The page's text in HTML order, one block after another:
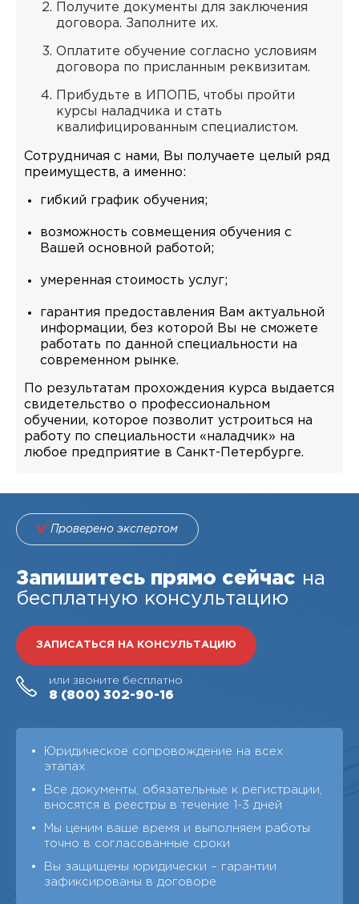
Получите документы для заключения
договора. Заполните их.
Оплатите обучение согласно условиям
договора по присланным реквизитам.
Прибудьте в ИПОПБ, чтобы пройти
курсы наладчика и стать
квалифицированным специалистом.
Сотрудничая с нами, Вы получаете целый ряд
преимуществ, а именно:
гибкий график обучения;
возможность совмещения обучения с
Вашей основной работой;
умеренная стоимость услуг;
гарантия предоставления Вам актуальной
информации, без которой Вы не сможете
работать по данной специальности на
современном рынке.
По результатам прохождения курса выдается
свидетельство о профессиональном
обучении, которое позволит устроиться на
работу по специальности «наладчик» на
любое предприятие в Санкт-Петербурге.
Проверено экспертом
Запишитесь прямо сейчас на
бесплатную консультацию
ЗАПИСАТЬСЯ НА КОНСУЛЬТАЦИЮ
или звоните бесплатно
8 (800) 302-90-16
Юридическое сопровождение на всех
этапах
Все документы, обязательные к регистрации,
вносятся в реестры в течение 1-3 дней
Мы ценим ваше время и выполняем работы
точно в согласованные сроки
Вы защищены юридически – гарантии
зафиксированы в договоре